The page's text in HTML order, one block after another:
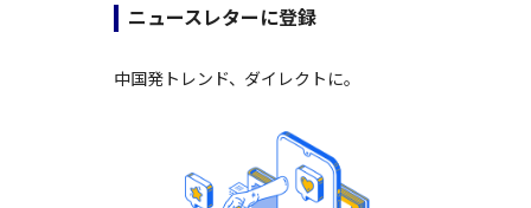
ニュースレターに登録
中国発トレンド、ダイレクトに。